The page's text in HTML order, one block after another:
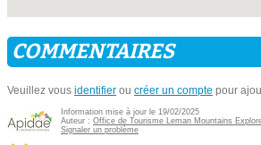
COMMENTAIRES
Veuillez vous identifier ou créer un compte pour
Information mise à jour le 19/02/2025
Auteur : Office de Tourisme Leman Mountains
Signaler un problème